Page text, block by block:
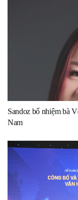
Sandoz bổ nhiệm bà
Nam